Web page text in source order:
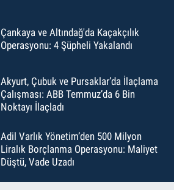
Çankaya ve Altındağ'da Kaçakçılık
Operasyonu: 4 Şüpheli Yakalandı
Akyurt, Çubuk ve Pursaklar’da İlaçlama
Çalışması: ABB Temmuz’da 6 Bin
Noktayı İlaçladı
Adil Varlık Yönetim’den 500 Milyon
Liralık Borçlanma Operasyonu: Maliyet
Düştü, Vade Uzadı